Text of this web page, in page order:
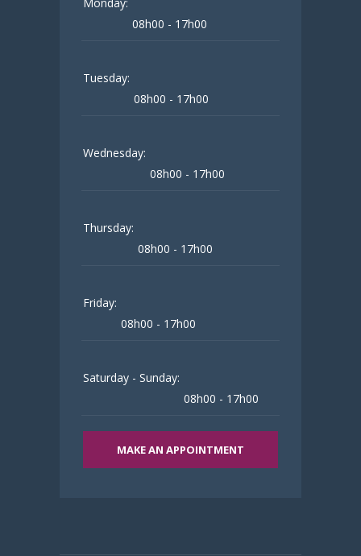
Monday:
08h00 - 17h00
Tuesday:
08h00 - 17h00
Wednesday:
08h00 - 17h00
Thursday:
08h00 - 17h00
Friday:
08h00 - 17h00
Saturday - Sunday:
08h00 - 17h00
MAKE AN APPOINTMENT